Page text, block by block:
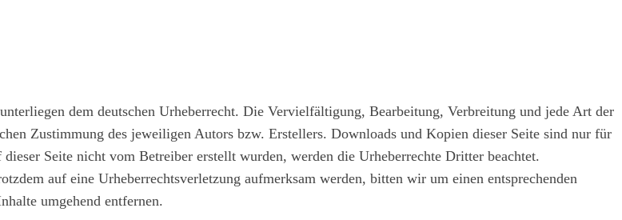
dem deutschen Urheberrecht. Die Vervielfältigung, Bearbeitung, Verbreitung und jede Art der
Zustimmung des jeweiligen Autors bzw. Erstellers. Downloads und Kopien dieser Seite sind nur für
Seite nicht vom Betreiber erstellt wurden, werden die Urheberrechte Dritter beachtet.
auf eine Urheberrechtsverletzung aufmerksam werden, bitten wir um einen entsprechenden
umgehend entfernen.